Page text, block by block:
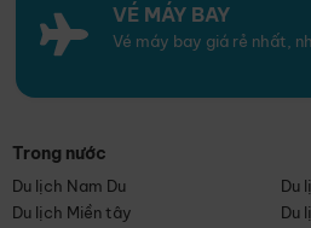
VÉ MÁY BAY
Vé máy bay giá rẻ nhất,
Trong nước
Du lịch Nam Du
Du
Du lịch Miền tây
Du